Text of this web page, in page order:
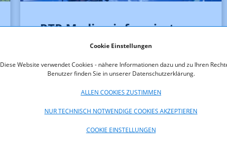
Cookie Einstellungen
Diese Website verwendet Cookies - nähere Informationen dazu und zu Ihren
Benutzer finden Sie in unserer Datenschutzerklärung.
ALLEN COOKIES ZUSTIMMEN
NUR TECHNISCH NOTWENDIGE COOKIES AKZEPTIEREN
COOKIE EINSTELLUNGEN
RTR Medien informiert
über Rundfunkfonds-
nach zweitem